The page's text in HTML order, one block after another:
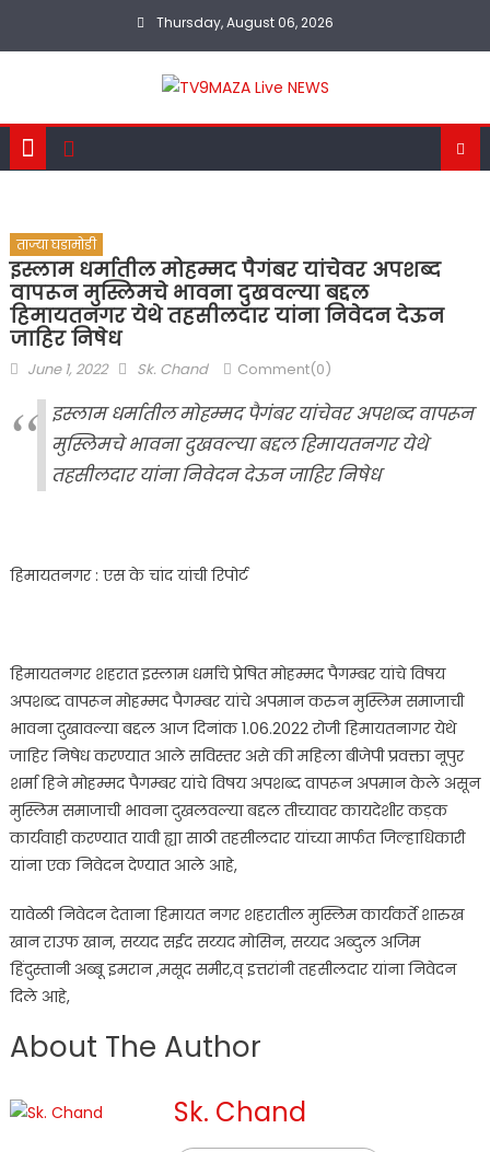
Thursday, August 06, 2026
ताज्या घडामोडी
इस्लाम धर्मातील मोहम्मद पैगंबर यांचेवर अपशब्द
वापरून मुस्लिमचे भावना दुखवल्या बद्दल
हिमायतनगर येथे तहसीलदार यांना निवेदन देऊन
जाहिर निषेध
Posted
June 1, 2022 Author
Sk. Chand Comment(0)
इस्लाम धर्मातील मोहम्मद पैगंबर यांचेवर अपशब्द वापरून
मुस्लिमचे भावना दुखवल्या बद्दल हिमायतनगर येथे
तहसीलदार यांना निवेदन देऊन जाहिर निषेध
हिमायतनगर : एस के चांद यांची रिपोर्ट
हिमायतनगर शहरात इस्लाम धर्माचे प्रेषित मोहम्मद पैगम्बर यांचे विषय
अपशब्द वापरून मोहम्मद पैगम्बर यांचे अपमान करुन मुस्लिम समाजाची
भावना दुखावल्या बद्दल आज दिनांक 1.06.2022 रोजी हिमायतनागर येथे
जाहिर निषेध करण्यात आले सविस्तर असे की महिला बीजेपी प्रवक्ता नूपुर
शर्मा हिने मोहम्मद पैगम्बर यांचे विषय अपशब्द वापरून अपमान केले असून
मुस्लिम समाजाची भावना दुखलवल्या बद्दल तीच्यावर कायदेशीर कड़क
कार्यवाही करण्यात यावी ह्या साठी तहसीलदार यांच्या मार्फत जिल्हाधिकारी
यांना एक निवेदन देण्यात आले आहे,
यावेळी निवेदन देताना हिमायत नगर शहरातील मुस्लिम कार्यकर्ते शारुख
खान राउफ खान, सय्यद सईद सय्यद मोसिन, सय्यद अब्दुल अजिम
हिंदुस्तानी अब्बू इमरान ,मसूद समीर,व् इत्तरांनी तहसीलदार यांना निवेदन
दिले आहे,
About The Author
Sk. Chand